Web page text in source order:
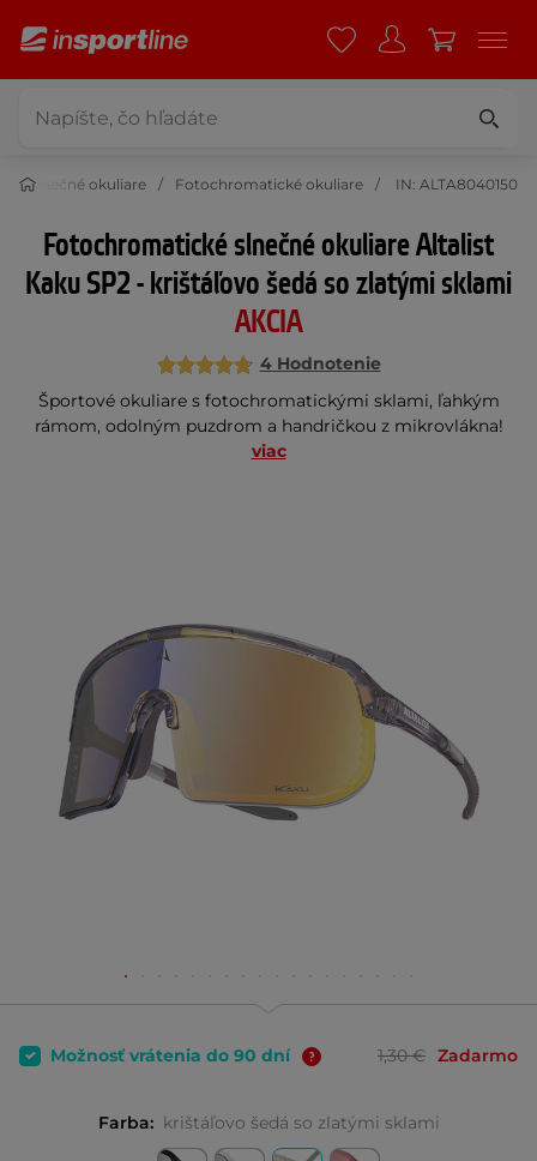
Slnečné okuliare Fotochromatické okuliare IN: ALTA8040150
Fotochromatické slnečné okuliare Altalist
Kaku SP2 - krištáľovo šedá so zlatými sklami
AKCIA
4 Hodnotenie
Športové okuliare s fotochromatickými sklami, ľahkým
rámom, odolným puzdrom a handričkou z mikrovlákna!
viac
Možnosť vrátenia do 90 dní 1,30 € Zadarmo
Farba: krištáľovo šedá so zlatými sklami